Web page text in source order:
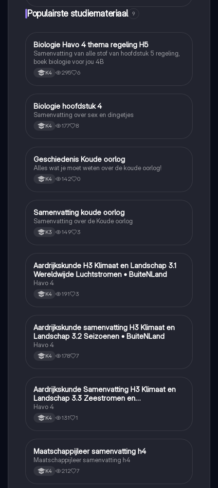
Populairste studiemateriaal 9
Biologie
Biologie Havo 4 thema regeling H5
Samenvatting van alle stof van hoofdstuk 5 regeling,
boek biologie voor jou 4B
K4 295 6
Biologie
Biologie hoofdstuk 4
Samenvatting over sex en dingetjes
K4 177 8
Geschiedenis
Geschiedenis Koude oorlog
Alles wat je moet weten over de koude oorlog!
K4 142 0
Geschiedenis
Samenvatting koude oorlog
Samenvatting over de Koude oorlog
K3 149 3
Aardrijkskunde
Aardrijkskunde H3 Klimaat en Landschap 3.1
Wereldwijde Luchtstromen • BuiteNLand
Havo 4
K4 191 3
Aardrijkskunde
Aardrijkskunde samenvatting H3 Klimaat en
Landschap 3.2 Seizoenen • BuiteNLand
Havo 4
K4 178 7
Aardrijkskunde
Aardrijkskunde Samenvatting H3 Klimaat en
Landschap 3.3 Zeestromen en
Klimaatgebieden • BuiteNLand
Havo 4
K4 131 1
Maatschappijleer
Maatschappijleer samenvatting h4
Maatschappijleer samenvatting h4
K4 212 7